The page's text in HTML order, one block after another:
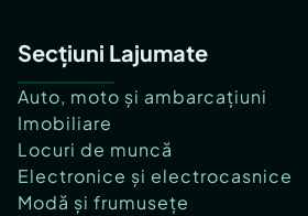
Secțiuni Lajumate
Auto, moto și ambarcațiuni
Imobiliare
Locuri de muncă
Electronice și electrocasnice
Modă și frumusețe